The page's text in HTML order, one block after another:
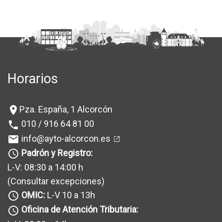
Horarios
location_on Pza. España, 1 Alcorcón
phone 010 / 916 64 81 00
mail info@ayto-alcorcon.es
query_builder Padrón y Registro:
L-V: 08:30 a 14:00 h
(Consultar excepciones)
query_builder OMIC: L-V 10 a 13h
query_builder Oficina de Atención Tributaria: